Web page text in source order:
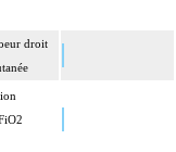
droit